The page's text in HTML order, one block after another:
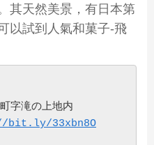
其天然美景，有日本第
以試到人氣和菓子-飛
字滝の上地内
33xbn8O